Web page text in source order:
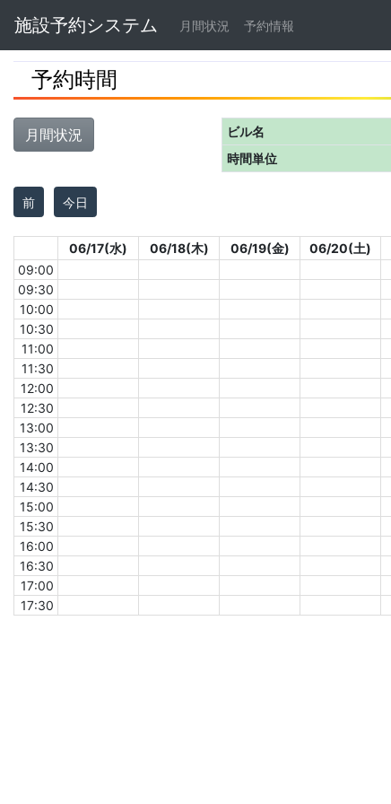
Navbar
施設予約システム 月間状況 予約情報
予約時間
月間状況 ビル名
時間単位
前 今日
06/17(水) 06/18(木) 06/19(金) 06/20(土)
09:00
09:30
10:00
10:30
11:00
11:30
12:00
12:30
13:00
13:30
14:00
14:30
15:00
15:30
16:00
16:30
17:00
17:30